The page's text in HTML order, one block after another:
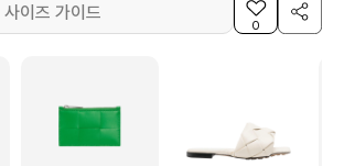
사이즈 가이드
0